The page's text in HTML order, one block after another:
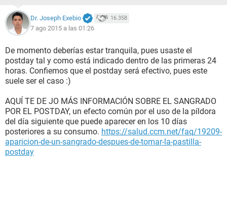
Dr. Joseph Exebio 16.358
7 ago 2015 a las 01:26
De momento deberías estar tranquila, pues usaste el
postday tal y como está indicado dentro de las primeras 24
horas. Confiemos que el postday será efectivo, pues este
suele ser el caso :)
AQUÍ TE DE JO MÁS INFORMACIÓN SOBRE EL SANGRADO
POR EL POSTDAY, un efecto común por el uso de la píldora
del día siguiente que puede aparecer en los 10 días
posteriores a su consumo. https://salud.ccm.net/faq/19209-
aparicion-de-un-sangrado-despues-de-tomar-la-pastilla-
postday